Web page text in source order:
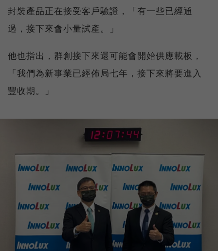
封裝產品正在接受客戶驗證，「有一些已經通
過，接下來會小量試產。」
他也指出，群創接下來還可能會開始供應載板，
「我們為新事業已經佈局七年，接下來將要進入
豐收期。」